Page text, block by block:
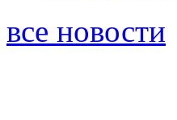
все новости